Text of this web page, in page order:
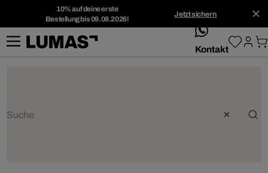
10% auf deine erste
Bestellung bis 09.08.2026!
Jetzt sichern
whatsApp
Kontakt